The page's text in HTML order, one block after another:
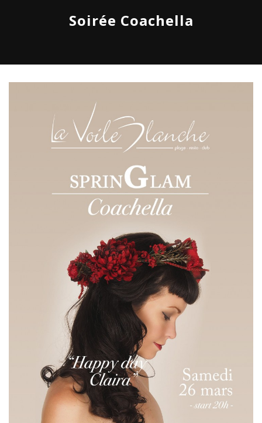
Soirée Coachella